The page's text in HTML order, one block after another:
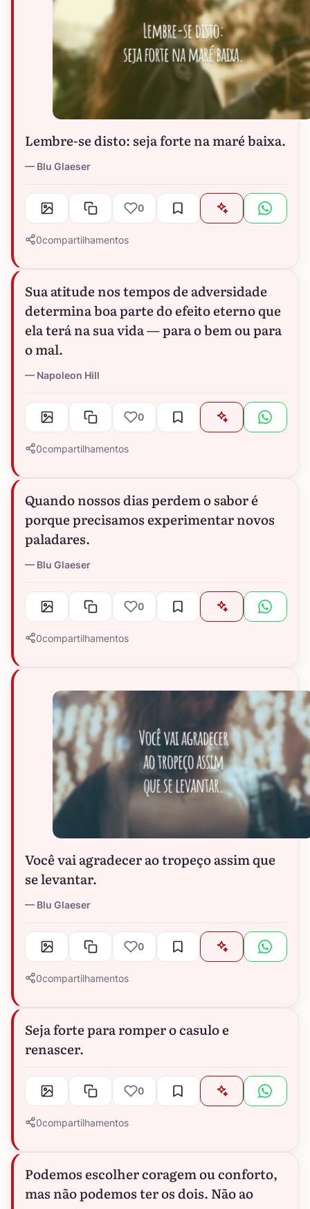
Lembre-se disto: seja forte na maré baixa.
Blu Glaeser
0
0compartilhamentos
Sua atitude nos tempos de adversidade
determina boa parte do efeito eterno que
ela terá na sua vida — para o bem ou para
o mal.
Napoleon Hill
0
0compartilhamentos
Quando nossos dias perdem o sabor é
porque precisamos experimentar novos
paladares.
Blu Glaeser
0
0compartilhamentos
Você vai agradecer ao tropeço assim que
se levantar.
Blu Glaeser
0
0compartilhamentos
Seja forte para romper o casulo e
renascer.
0
0compartilhamentos
Podemos escolher coragem ou conforto,
mas não podemos ter os dois. Não ao